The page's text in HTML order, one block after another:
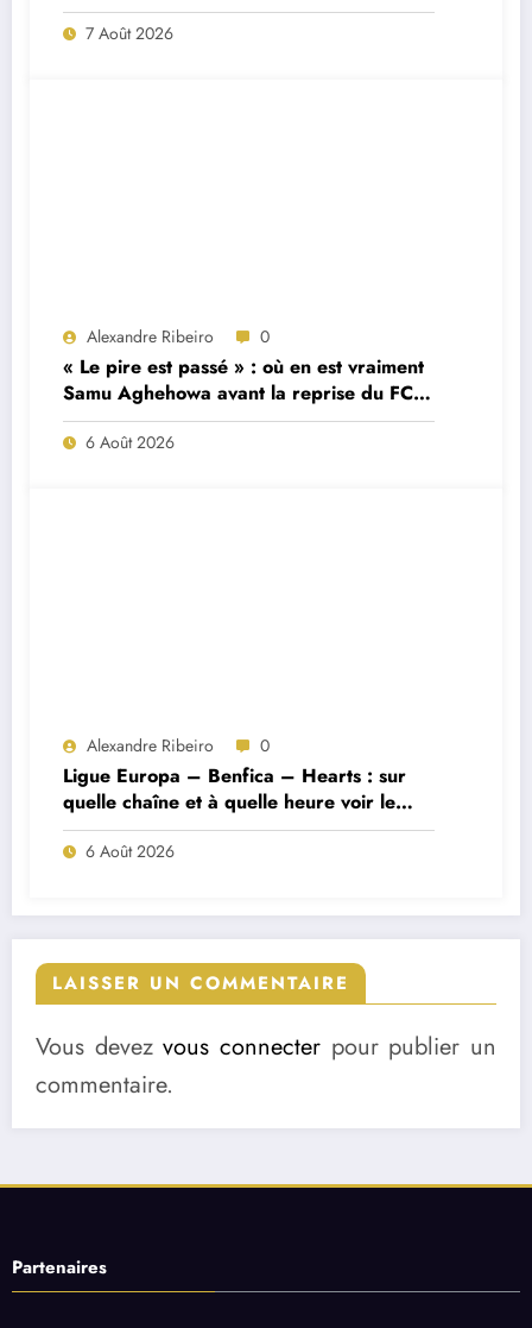
7 Août 2026
Alexandre Ribeiro 0
« Le pire est passé » : où en est vraiment
Samu Aghehowa avant la reprise du FC
Porto ?
6 Août 2026
Alexandre Ribeiro 0
Ligue Europa – Benfica – Hearts : sur
quelle chaîne et à quelle heure voir le
match ?
6 Août 2026
LAISSER UN COMMENTAIRE
Vous devezvous connecter pour publier un
commentaire.
Partenaires